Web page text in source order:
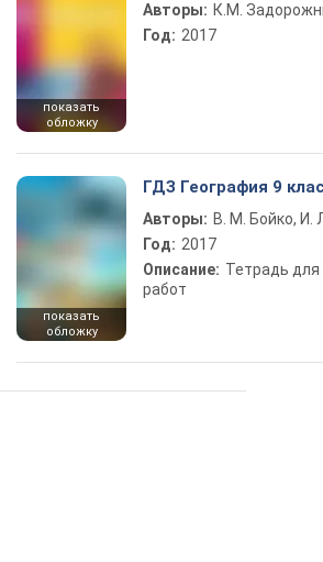
показать
обложку
Авторы: К.М.
Год: 2017
показать
обложку
ГДЗ География 9
Авторы: В. М. Бойко, И.
Год: 2017
Описание: Тетрадь для
работ